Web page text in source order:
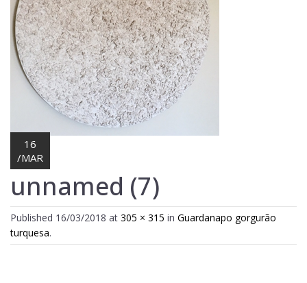
Lost Password
Cadastrar Conta
16
/MAR
unnamed (7)
Published 16/03/2018 at 305 × 315 in Guardanapo gorgurão
turquesa.